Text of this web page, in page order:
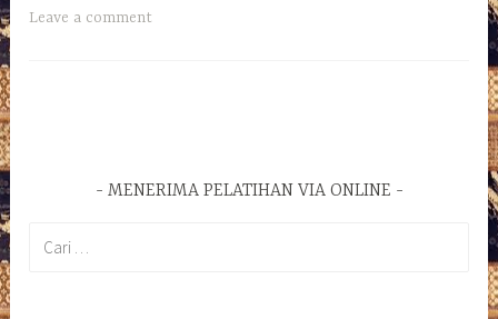
Leave a comment
MENERIMA PELATIHAN VIA ONLINE